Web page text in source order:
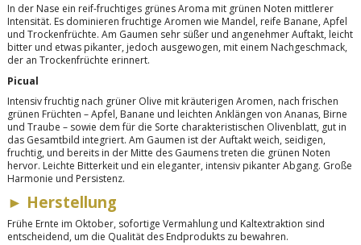
In der Nase ein reif-fruchtiges grünes Aroma mit grünen Noten mittlerer
Intensität. Es dominieren fruchtige Aromen wie Mandel, reife Banane, Apfel
und Trockenfrüchte. Am Gaumen sehr süßer und angenehmer Auftakt, leicht
bitter und etwas pikanter, jedoch ausgewogen, mit einem Nachgeschmack,
der an Trockenfrüchte erinnert.
Picual
Intensiv fruchtig nach grüner Olive mit kräuterigen Aromen, nach frischen
grünen Früchten – Apfel, Banane und leichten Anklängen von Ananas, Birne
und Traube – sowie dem für die Sorte charakteristischen Olivenblatt, gut in
das Gesamtbild integriert. Am Gaumen ist der Auftakt weich, seidigen,
fruchtig, und bereits in der Mitte des Gaumens treten die grünen Noten
hervor. Leichte Bitterkeit und ein eleganter, intensiv pikanter Abgang. Große
Harmonie und Persistenz.
► Herstellung
Frühe Ernte im Oktober, sofortige Vermahlung und Kaltextraktion sind
entscheidend, um die Qualität des Endprodukts zu bewahren.